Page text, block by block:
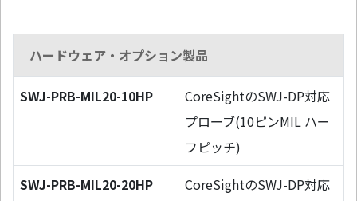
ハードウェア・オプション製品
SWJ-PRB-MIL20-10HP
CoreSightのSWJ-DP対応
プローブ(10ピンMIL ハー
フピッチ)
SWJ-PRB-MIL20-20HP
CoreSightのSWJ-DP対応